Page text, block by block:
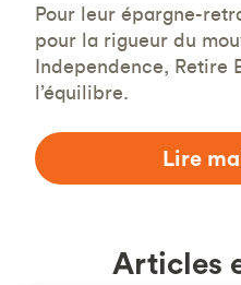
Pour leur épargne-
pour la rigueur du
Independence, Retire
l’équilibre.
Lire
Articles